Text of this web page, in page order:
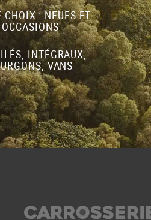
CHOIX : NEUFS ET
OCCASIONS
INTÉGRAUX,
VANS